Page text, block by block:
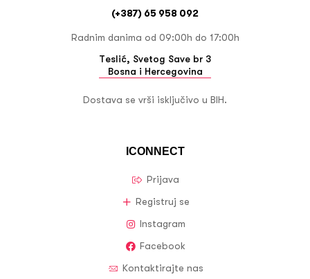
ICONNECT
Prijava
Registruj se
Instagram
Facebook
Kontaktirajte nas
(+387) 65 958 092
Radnim danima od 09:00h do 17:00h
Teslić, Svetog Save br 3
Bosna i Hercegovina
Dostava se vrši isključivo u BIH.